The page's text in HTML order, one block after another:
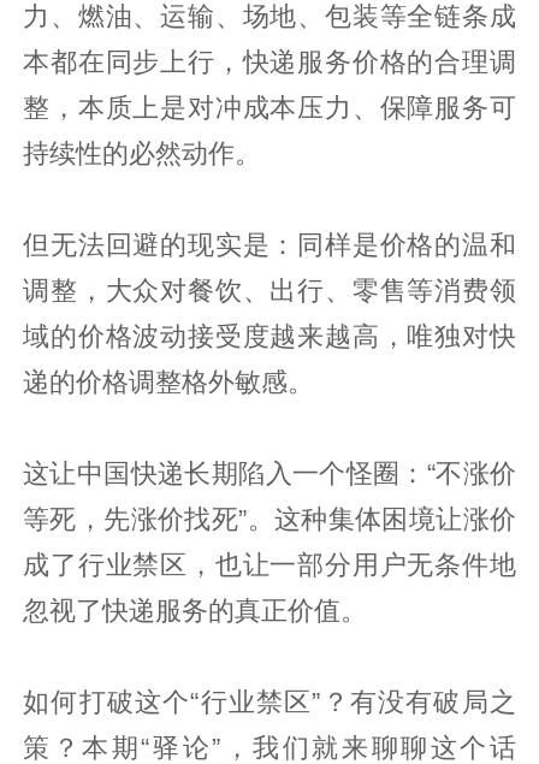
力、燃油、运输、场地、包装等全链条成
本都在同步上行，快递服务价格的合理调
整，本质上是对冲成本压力、保障服务可
持续性的必然动作。
但无法回避的现实是：同样是价格的温和
调整，大众对餐饮、出行、零售等消费领
域的价格波动接受度越来越高，唯独对快
递的价格调整格外敏感。
这让中国快递长期陷入一个怪圈：“不涨价
等死，先涨价找死”。这种集体困境让涨价
成了行业禁区，也让一部分用户无条件地
忽视了快递服务的真正价值。
如何打破这个“行业禁区”？有没有破局之
策？本期“驿论”，我们就来聊聊这个话